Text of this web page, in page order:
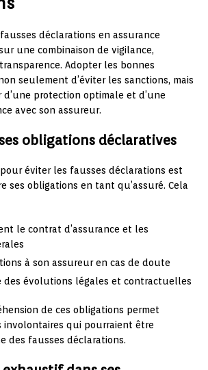
déclarations en assurance
une combinaison de vigilance,
Adopter les bonnes
seulement d’éviter les sanctions, mais
d’une protection optimale et d’une
avec son assureur.
obligations déclaratives
éviter les fausses déclarations est
ses obligations en tant qu’assuré. Cela
le contrat d’assurance et les
à son assureur en cas de doute
des évolutions légales et contractuelles
de ces obligations permet
involontaires qui pourraient être
des fausses déclarations.